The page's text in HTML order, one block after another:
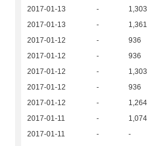
2017-01-13
- 1,303
2017-01-13
- 1,361
2017-01-12
- 936
2017-01-12
- 936
2017-01-12
- 1,303
2017-01-12
- 936
2017-01-12
- 1,264
2017-01-11
- 1,074
2017-01-11
- -